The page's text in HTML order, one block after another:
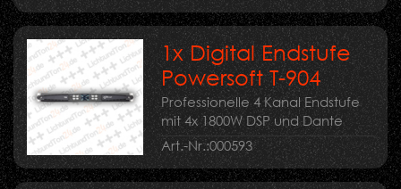
1x Digital Endstufe
Powersoft T-904
Professionelle 4 Kanal Endstufe
mit 4x 1800W DSP und Dante
Art.-Nr.:000593